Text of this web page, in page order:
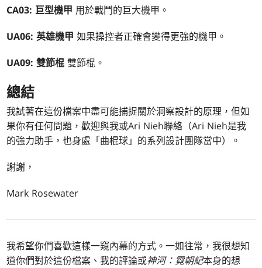
CA03: 巨型機甲 用於戰鬥的巨大機甲。
UA06: 英雄機甲 如果操控者正確會變得更強的機甲。
UA09: 雙節棍 雙節棍。
總結
我試著在這份檔案中盡可能捕捉關於洞察設計的原理，但如
果你有任何問題，歡迎與我或Ari Nieh聯絡（Ari Nieh是我
的強力助手，也身處「曲棍球」的系列設計團隊當中）。
謝謝，
Mark Rosewater
我希望你們喜歡這樣一窺內幕的方式。一如往常，我很想知
道你們對於這份檔案、我的評論或神河：霓朝紀本身的想